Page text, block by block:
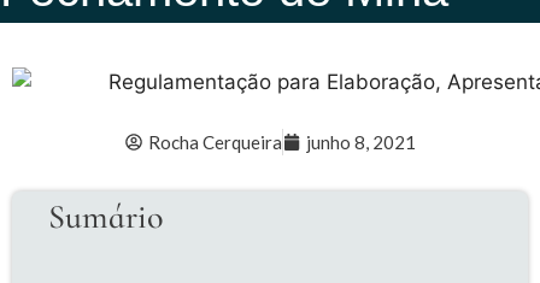
Rocha Cerqueira junho 8, 2021
Sumário